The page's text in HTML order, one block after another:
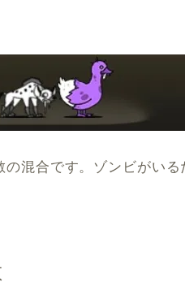
混合です。ゾンビがいる